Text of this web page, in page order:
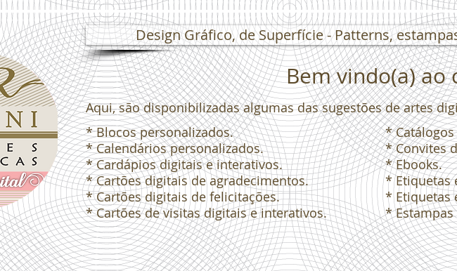
Design Gráfico, de Superfície - Patterns,
Bem vindo(a)
Aqui, são disponibilizadas algumas das sugestões de artes
* Blocos personalizados.
* Calendários personalizados.
* Cardápios digitais e interativos.
* Cartões digitais de agradecimentos.
* Cartões digitais de felicitações.
* Cartões de visitas digitais e interativos.
*
* Convites
* Ebooks.
* Etiquetas
* Etiquetas
*